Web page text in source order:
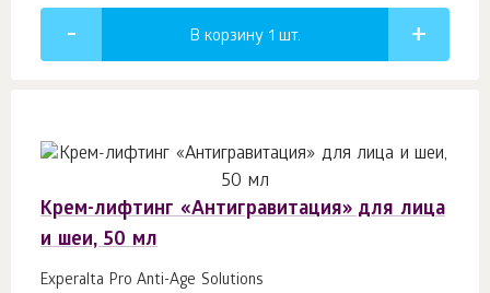
В корзину 1 шт.
Крем-лифтинг «Антигравитация» для лица
и шеи, 50 мл
Experalta Pro Anti-Age Solutions